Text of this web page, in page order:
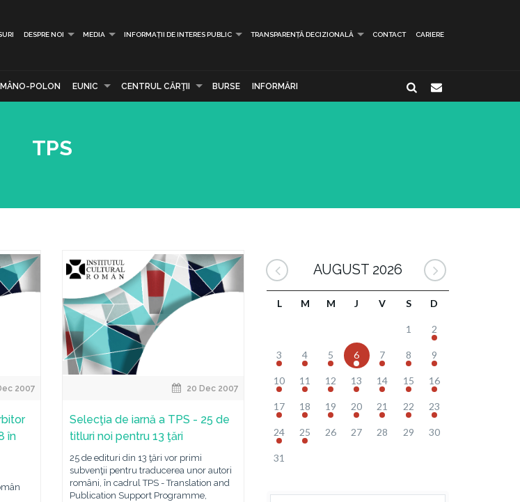
DESPRE NOI MEDIA INFORMAȚII DE INTERES PUBLIC TRANSPARENȚĂ DECIZIONALĂ CONTACT CARIERE
POLON EUNIC CENTRUL CĂRŢII BURSE INFORMĂRI
TPS
2007
în
20 Dec 2007
Selecţia de iarnă a TPS - 25 de
titluri noi pentru 13 ţări
25 de edituri din 13 ţări vor primi
subvenţii pentru traducerea unor autori
români, în cadrul TPS - Translation and
Publication Support Programme,
AUGUST 2026
L M M J V S D
1 2
3 4 5 6 7 8 9
10 11 12 13 14 15 16
17 18 19 20 21 22 23
24 25 26 27 28 29 30
31